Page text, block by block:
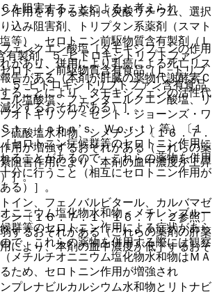
を阻害することによると考えられ
ェンクエン酸塩［タモキシフェンの作用
があり、併用により乳癌による死亡リス
告がある（本剤が肝臓の薬物代謝酵素Ｃ
ることにより、タモキシフェンの活性代
少するおそれがある）］。
硫酸塩水和物、シメチジン〔１６．７．
用が増強するおそれがある（これらの薬
阻害作用により、本剤の血中濃度が上昇
］。
イン、フェノバルビタール、カルバマゼ
ン〔１６．７．１、１６．７．２参照〕
するおそれがある（これらの薬剤の肝薬
により、本剤の血中濃度が低下するおそ
プレナビルカルシウム水和物とリトナビ
作用を有する薬剤（炭酸リチウム、選択
込み阻害剤、トリプタン系薬剤（スマト
等）、セロトニン前駆物質含有製剤（Ｌ
有製剤、５−ヒドロキシトリプトファン
ロトニン前駆物質含有食品（Ｌ−トリプ
５−ヒドロキシトリプトファン含有食品
ル塩酸塩、フェンタニルクエン酸塩、リ
オトギリソウ＜セント・ジョーンズ・ワ
ｔ．Ｊｏｈｎ’ｓ Ｗｏｒｔ）等）〔１
セロトニン症候群等のセロトニン作用に
ることがあるので、これらの薬物を併用
分に行うこと（相互にセロトニン作用が
る）］。
ニニウム塩化物水和物＜メチレンブルー
群等のセロトニン作用による症状があら
で、これらの薬物を併用する際には観察
メチルチオニニウム塩化物水和物はＭＡ
ため、セロトニン作用が増強され